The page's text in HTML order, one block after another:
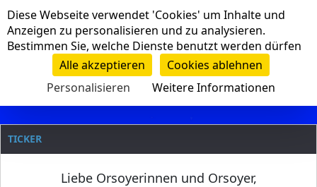
Navigation
Clanname
TICKER
Liebe Orsoyerinnen und Orsoyer,
Cookie-Einstellungen
Diese Webseite verwendet 'Cookies' um Inhalte und
Anzeigen zu personalisieren und zu analysieren.
Bestimmen Sie, welche Dienste benutzt werden dürfen
Alle akzeptieren
Cookies ablehnen
Personalisieren
Weitere Informationen